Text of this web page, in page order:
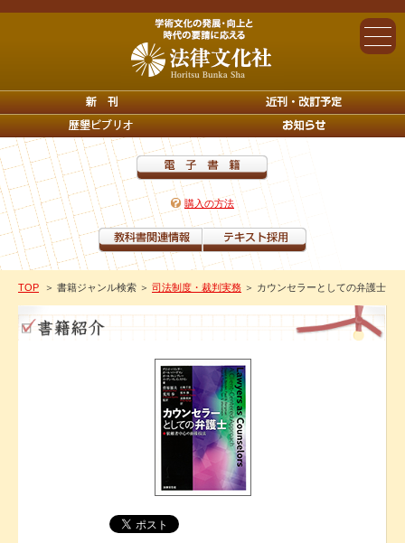
購入の方法
TOP ＞ 書籍ジャンル検索 ＞ 司法制度・裁判実務 ＞ カウンセラーとしての弁護士